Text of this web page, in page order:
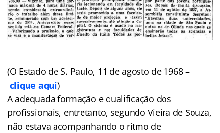
(O Estado de S. Paulo, 11 de agosto de 1968 –
clique aqui)
A adequada formação e qualificação dos
profissionais, entretanto, segundo Vieira de Souza,
não estava acompanhando o ritmo de